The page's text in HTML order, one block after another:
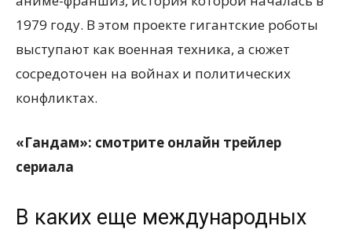
1979 году. В этом проекте гигантские роботы
выступают как военная техника, а сюжет
сосредоточен на войнах и политических
конфликтах.
«Гандам»: смотрите онлайн трейлер
сериала
В каких еще международных